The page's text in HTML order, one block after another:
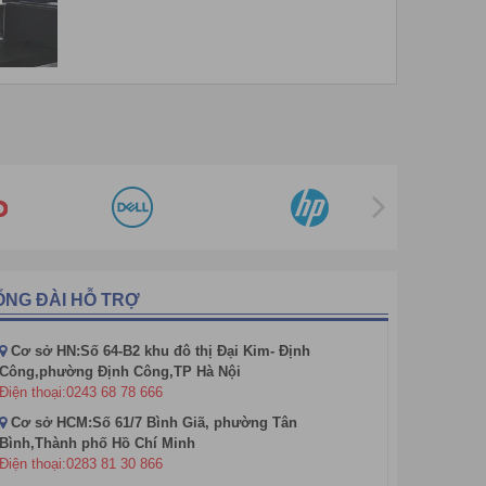
ĐÀI HỖ TRỢ
Cơ sở HN:Số 64-B2 khu đô thị Đại Kim- Định
Công,phường Định Công,TP Hà Nội
Điện thoại:0243 68 78 666
Cơ sở HCM:Số 61/7 Bình Giã, phường Tân
Bình,Thành phố Hồ Chí Minh
Điện thoại:0283 81 30 866